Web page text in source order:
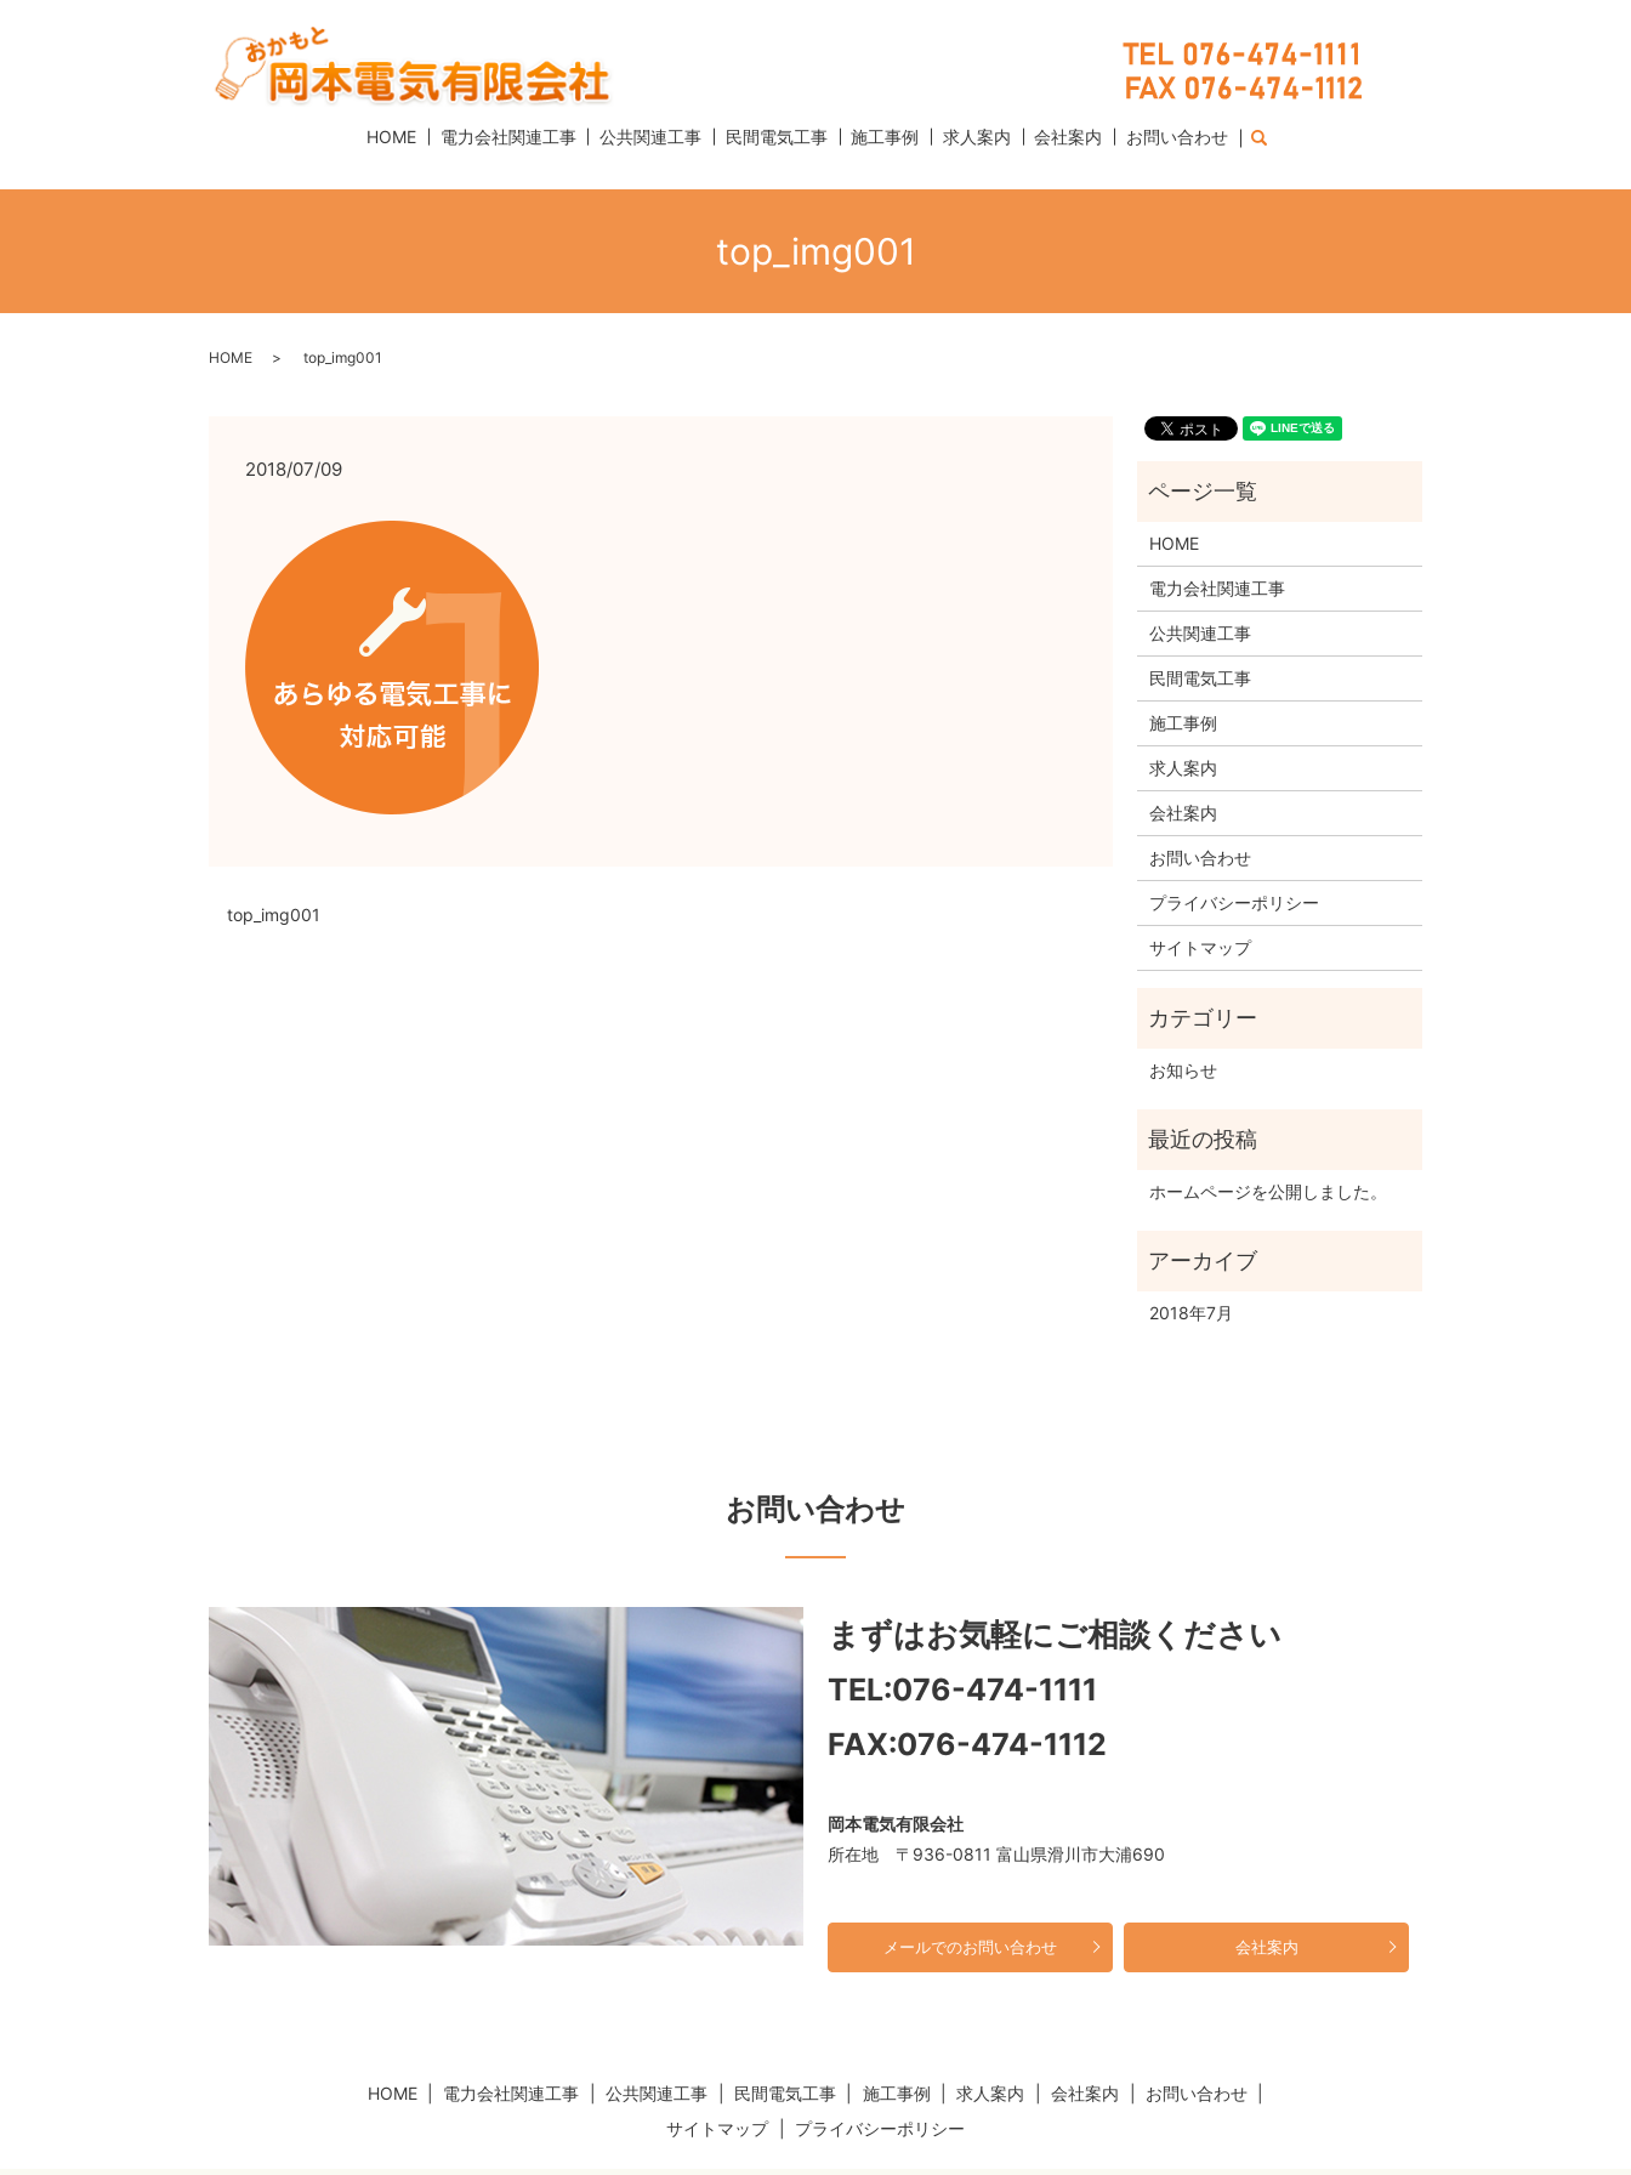
HOME 電力会社関連工事 公共関連工事 民間電気工事 施工事例 求人案内 会社案内 お問い合わせ search
top_img001
HOME top_img001
2018/07/09
top_img001
HOME
電力会社関連工事
公共関連工事
民間電気工事
施工事例
求人案内
会社案内
お問い合わせ
プライバシーポリシー
サイトマップ
お知らせ
ホームページを公開しました。
2018年7月
お問い合わせ
まずはお気軽にご相談ください
TEL:076-474-1111
FAX:076-474-1112
岡本電気有限会社
所在地 〒936-0811 富山県滑川市大浦690
メールでのお問い合わせ 会社案内
HOME 電力会社関連工事 公共関連工事 民間電気工事 施工事例 求人案内 会社案内
お問い合わせ
サイトマップ
プライバシーポリシー